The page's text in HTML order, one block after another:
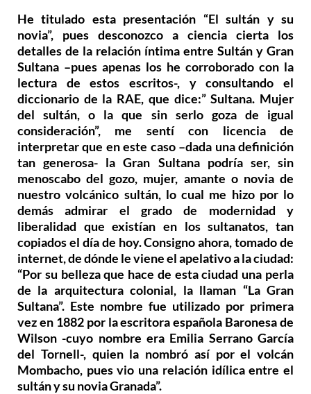
He titulado esta presentación “El sultán y su
novia”, pues desconozco a ciencia cierta los
detalles de la relación íntima entre Sultán y Gran
Sultana –pues apenas los he corroborado con la
lectura de estos escritos-, y consultando el
diccionario de la RAE, que dice:” Sultana. Mujer
del sultán, o la que sin serlo goza de igual
consideración”, me sentí con licencia de
interpretar que en este caso –dada una definición
tan generosa- la Gran Sultana podría ser, sin
menoscabo del gozo, mujer, amante o novia de
nuestro volcánico sultán, lo cual me hizo por lo
demás admirar el grado de modernidad y
liberalidad que existían en los sultanatos, tan
copiados el día de hoy. Consigno ahora, tomado de
internet, de dónde le viene el apelativo a la ciudad:
“Por su belleza que hace de esta ciudad una perla
de la arquitectura colonial, la llaman “La Gran
Sultana”. Este nombre fue utilizado por primera
vez en 1882 por la escritora española Baronesa de
Wilson -cuyo nombre era Emilia Serrano García
del Tornell-, quien la nombró así por el volcán
Mombacho, pues vio una relación idílica entre el
sultán y su novia Granada”.